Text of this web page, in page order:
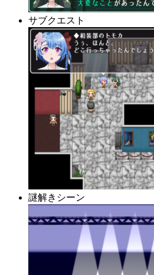
サブクエスト
謎解きシーン